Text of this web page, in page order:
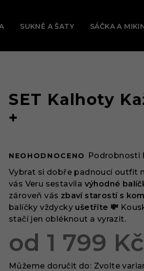
SUKNĚ A ŠATY SÁČKA A
SET Kalhoty
+
hodnocení
produktu
je
0,0
z
5
NEOHODNOCENO
Podrobnosti
Vybrat si dobře padnoucí outfit
vás Veru sestavila výhodné
zároveň vás zbaví starostí s
balíčky vždycky ušetříte 💸
stačí jen obléknout a vyrazit.
od 1 799 Kč
Měrná
Můžeme doručit do: Zvolte